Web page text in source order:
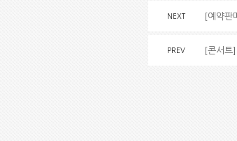
NEXT [예약
PREV [콘서트